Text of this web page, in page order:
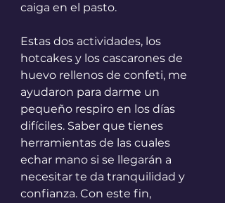
caiga en el pasto.
Estas dos actividades, los
hotcakes y los cascarones de
huevo rellenos de confeti, me
ayudaron para darme un
pequeño respiro en los días
difíciles. Saber que tienes
herramientas de las cuales
echar mano si se llegarán a
necesitar te da tranquilidad y
confianza. Con este fin,